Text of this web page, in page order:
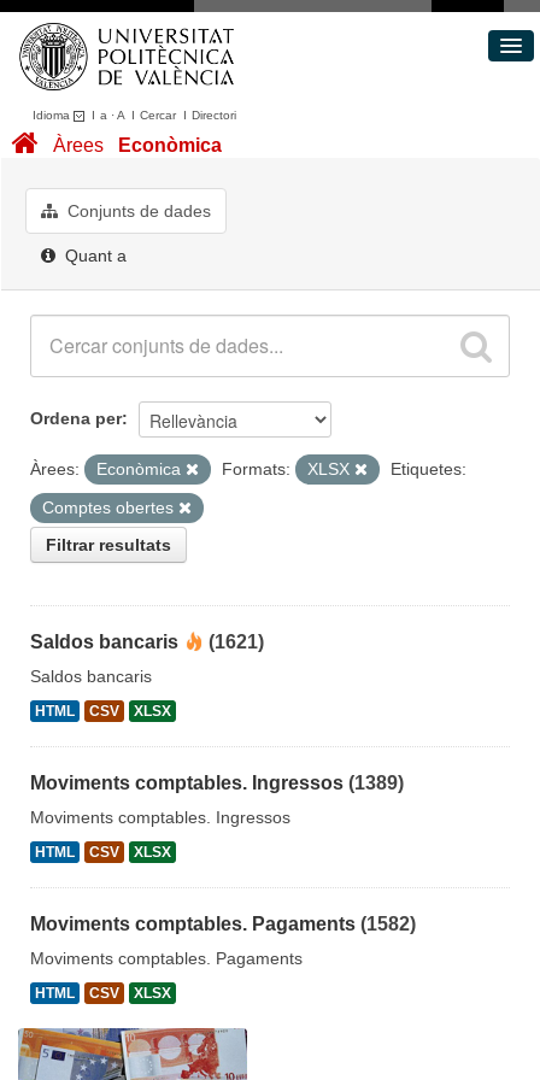
Idioma I a ·A I CercarI Directori
Conjunts de dades
Quant a
Àrees Econòmica
Conjunts de dades
Quant a
Ordena per
Àrees: Econòmica Formats: XLSX
Etiquetes:
Comptes obertes
Filtrar resultats
Saldos bancaris (1621)
Saldos bancaris
HTML CSV XLSX
Moviments comptables. Ingressos (1389)
Moviments comptables. Ingressos
HTML CSV XLSX
Moviments comptables. Pagaments (1582)
Moviments comptables. Pagaments
HTML CSV XLSX